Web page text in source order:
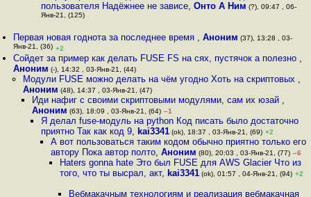
пользователя Надёжнее не зависе,Онто А Ним (?), 09:47 , 06-
Янв-21, (125)
Первая новая годнота за последнее время ,Аноним (37), 13:28 , 03-
Янв-21, (36) +2
Сойдет за пример как делать FUSE FS на сях, пустячок а полезно ,
Аноним (-), 14:32 , 03-Янв-21, (44)
Модули FUSE можно делать на чём угодно Хоть на скриптовых ,
Аноним (48), 14:37 , 03-Янв-21, (47)
Иди нафиг с своими скриптовыми модулями, сам их юзай ,
Аноним (63), 18:09 , 03-Янв-21, (64) –1
Я делал fuse-модуль на python Код писать было достаточно
приятно Так как код 9, kai3341 (ok), 18:37 , 03-Янв-21, (69) +2
А вот пользоваться таким кодом обычно приятно только его
автору Пока автор полто, Аноним (80), 20:03 , 03-Янв-21, (77) –6
Haters gonna hate Это был FUSE для AWS Glacier Что из
того, что ты выcpaл, акт, kai3341(ok), 01:57 , 04-Янв-21, (94) +2
Вебмакачным технологиям и реализация вебмакачная